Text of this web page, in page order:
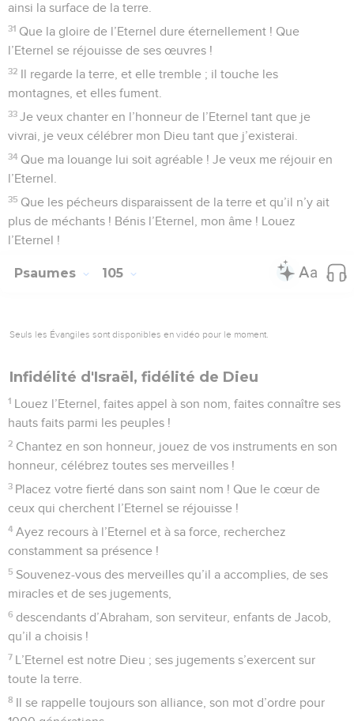
ainsi la surface de la terre.
31 Que la gloire de l’Eternel dure éternellement ! Que
l’Eternel se réjouisse de ses œuvres !
32 Il regarde la terre, et elle tremble ; il touche les
montagnes, et elles fument.
33 Je veux chanter en l’honneur de l’Eternel tant que je
vivrai, je veux célébrer mon Dieu tant que j’existerai.
34 Que ma louange lui soit agréable ! Je veux me réjouir en
l’Eternel.
35 Que les pécheurs disparaissent de la terre et qu’il n’y ait
plus de méchants ! Bénis l’Eternel, mon âme ! Louez
l’Eternel !
Psaumes 105
Seuls les Évangiles sont disponibles en vidéo pour le moment.
Infidélité d'Israël, fidélité de Dieu
1 Louez l’Eternel, faites appel à son nom, faites connaître ses
hauts faits parmi les peuples !
2 Chantez en son honneur, jouez de vos instruments en son
honneur, célébrez toutes ses merveilles !
3 Placez votre fierté dans son saint nom ! Que le cœur de
ceux qui cherchent l’Eternel se réjouisse !
4 Ayez recours à l’Eternel et à sa force, recherchez
constamment sa présence !
5 Souvenez-vous des merveilles qu’il a accomplies, de ses
miracles et de ses jugements,
6 descendants d’Abraham, son serviteur, enfants de Jacob,
qu’il a choisis !
7 L’Eternel est notre Dieu ; ses jugements s’exercent sur
toute la terre.
8 Il se rappelle toujours son alliance, son mot d’ordre pour